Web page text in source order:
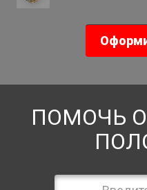
ПОМОЧЬ